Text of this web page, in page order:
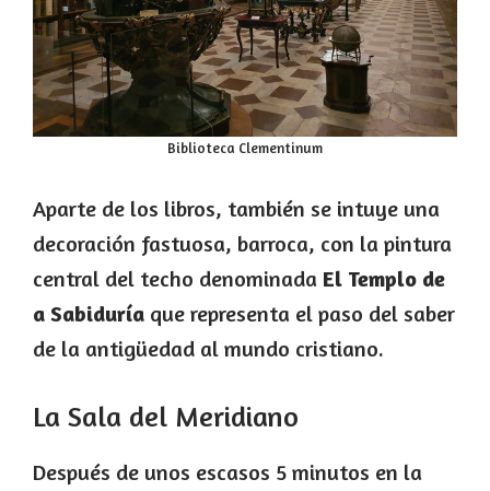
Biblioteca Clementinum
Aparte de los libros, también se intuye una
decoración fastuosa, barroca, con la pintura
central del techo denominada El Templo de
a Sabiduría que representa el paso del saber
de la antigüedad al mundo cristiano.
La Sala del Meridiano
Después de unos escasos 5 minutos en la